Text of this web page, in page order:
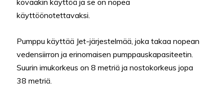
käyttöönotettavaksi.
Pumppu käyttää Jet-järjestelmää, joka takaa nopean
vedensiirron ja erinomaisen pumppauskapasiteetin.
Suurin imukorkeus on 8 metriä ja nostokorkeus jopa
38 metriä.